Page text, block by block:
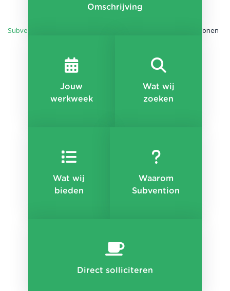
Subvention Subsidieadviseur – Team Wonen
Omschrijving
Jouw
werkweek
Wat wij
zoeken
Wat wij
bieden
Waarom
Subvention
Direct solliciteren